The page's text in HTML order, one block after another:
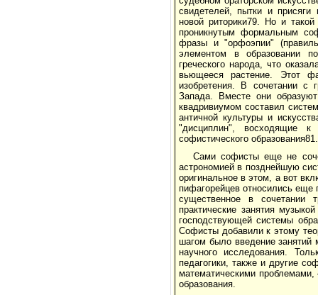
свидетелей, пытки и присяги
новой риторики79. Но и
проникнутым формальным
фразы и "орфоэпии"
элементом в образовании
греческого народа, что
вьющееся растение. Этот
изобретения. В сочетании с
Запада. Вместе они
квадривиумом составил
античной культуры и
"дисциплин", восходящие к
софистического образования81.
Сами софисты еще не
астрономией в позднейшую
оригинальное в этом, а вот
пифагорейцев относились еще
существенное в сочетании
практические занятия
господствующей системы
Софисты добавили к этому
шагом было введение занятий
научного исследования.
педагогики, также и другие
математическими
образования.